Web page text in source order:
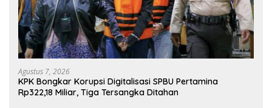
Agustus 7, 2026
KPK Bongkar Korupsi Digitalisasi SPBU Pertamina
Rp322,18 Miliar, Tiga Tersangka Ditahan